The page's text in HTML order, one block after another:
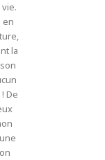
en
la
De